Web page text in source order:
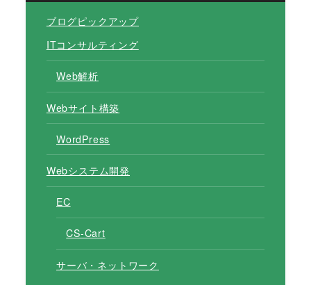
ブログピックアップ
ITコンサルティング
Web解析
Webサイト構築
WordPress
Webシステム開発
EC
CS-Cart
サーバ・ネットワーク